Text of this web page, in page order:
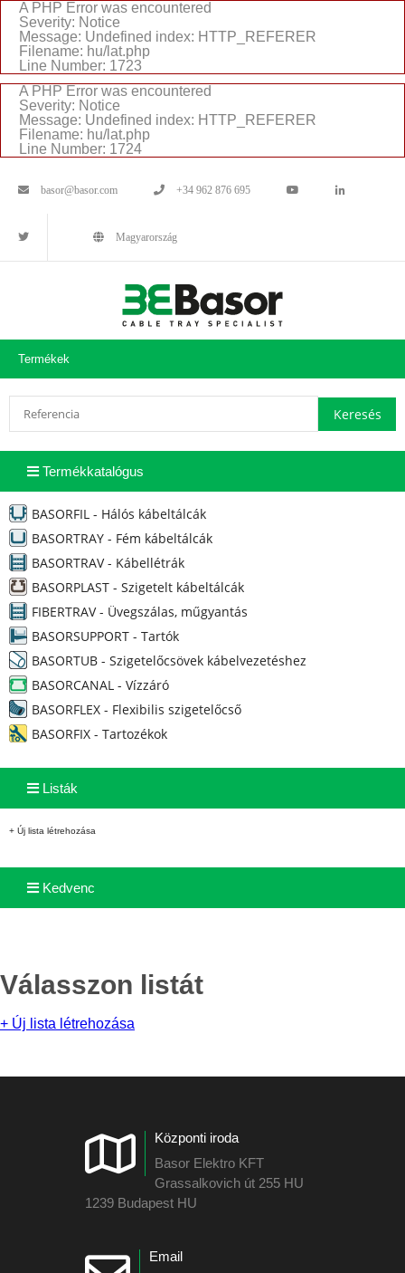
A PHP Error was encountered
Severity: Notice
Message: Undefined index: HTTP_REFERER
Filename: hu/lat.php
Line Number: 1723
A PHP Error was encountered
Severity: Notice
Message: Undefined index: HTTP_REFERER
Filename: hu/lat.php
Line Number: 1724
basor@basor.com +34 962 876 695
Magyarország
Termékek
Termékkatalógus
BASORFIL - Hálós kábeltálcák
BASORTRAY - Fém kábeltálcák
BASORTRAV - Kábellétrák
BASORPLAST - Szigetelt kábeltálcák
FIBERTRAV - Üvegszálas, műgyantás
BASORSUPPORT - Tartók
BASORTUB - Szigetelőcsövek kábelvezetéshez
BASORCANAL - Vízzáró
BASORFLEX - Flexibilis szigetelőcső
BASORFIX - Tartozékok
Listák
+ Új lista létrehozása
Kedvenc
Válasszon listát
+ Új lista létrehozása
Központi iroda
Basor Elektro KFT
Grassalkovich út 255 HU
1239 Budapest HU
Email